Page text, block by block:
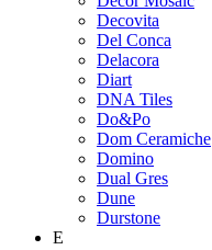
Decovita
Del Conca
Delacora
Diart
DNA Tiles
Do&Po
Dom Ceramiche
Domino
Dual Gres
Dune
Durstone
E